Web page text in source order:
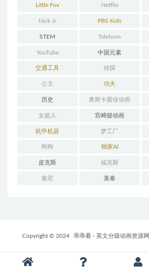
Little Fox Netflix
Nick Jr PBS Kids
STEM Teletoon
YouTube 中国元素
交通工具 侦探
公主 功夫
历史 奥斯卡最佳动画
女超人 宫崎骏动画
机甲机器 梦工厂
狗狗 独家AI
皮克斯 福克斯
索尼 美泰
Copyright © 2024 乖乖看 - 英文分级动画资源网